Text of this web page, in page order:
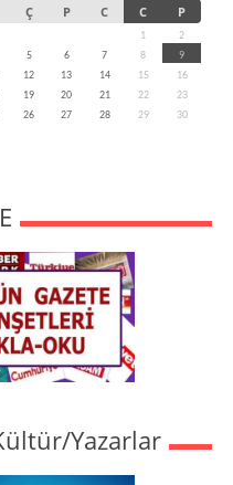
Ç P C C P
1
2
5 6 7 8
9
12 13 14 15
16
19 20 21 22
23
26 27 28 29
30
Yazarlar